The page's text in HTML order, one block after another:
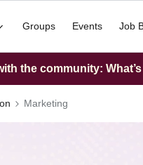
Groups Events Job
the community:
Marketing